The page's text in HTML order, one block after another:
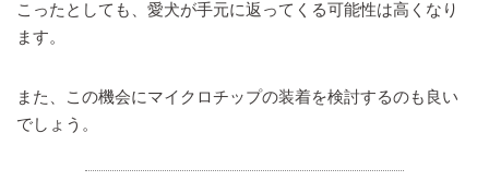
こったとしても、愛犬が手元に返ってくる可能性は高くなり
ます。
また、この機会にマイクロチップの装着を検討するのも良い
でしょう。